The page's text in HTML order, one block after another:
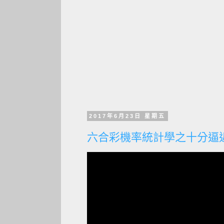
2017年6月23日 星期五
六合彩機率統計學之十分逼